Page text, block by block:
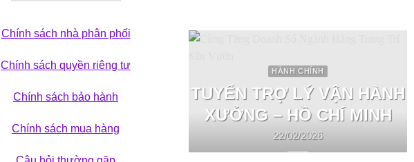
Chính sách nhà phân phối
Chính sách quyền riêng tư
Chính sách bảo hành
Chính sách mua hàng
HÀNH CHÍNH
TUYỂN TRỢ LÝ VẬN HÀNH
XƯỞNG – HỒ CHÍ MINH
22/02/2026